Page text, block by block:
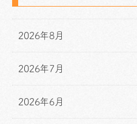
2026年8月
2026年7月
2026年6月